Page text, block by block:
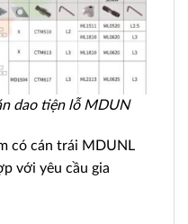
dao tiện lỗ MDUN
có cán trái MDUNL
với yêu cầu gia